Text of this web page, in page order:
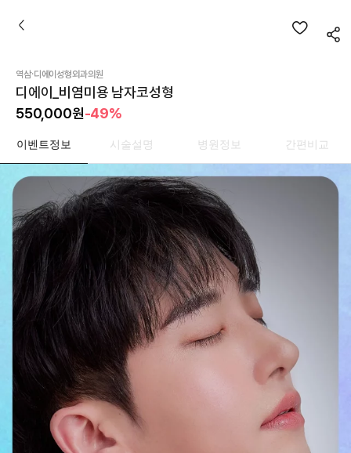
역삼·디에이성형외과의원
디에이_비염미용 남자코성형
550,000원-49%
이벤트정보 시술설명 병원정보 간편비교